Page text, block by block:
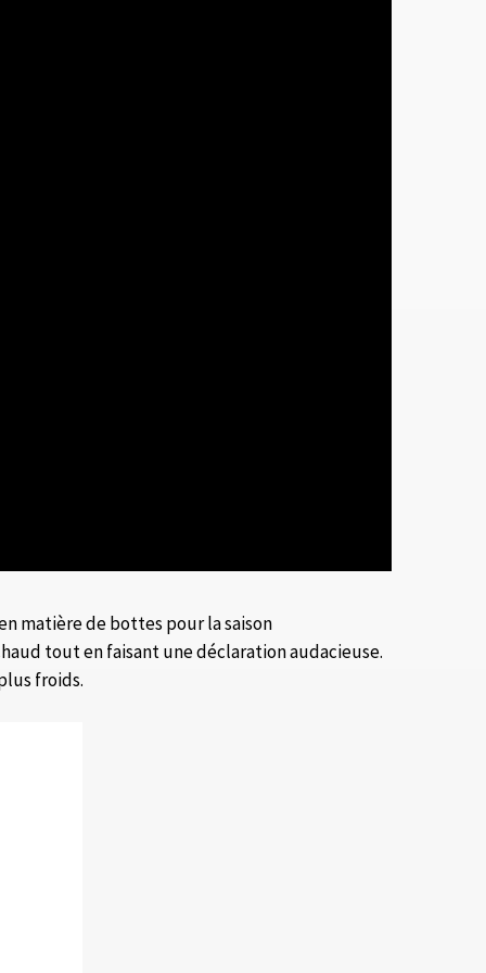
matière de bottes pour la saison
tout en faisant une déclaration audacieuse.
froids.